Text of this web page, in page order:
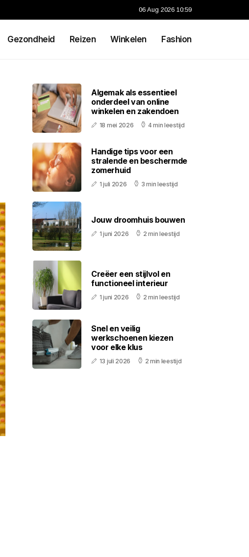
06 Aug 2026 10:59
Gezondheid Reizen Winkelen Fashion
Algemak als essentieel
onderdeel van online
winkelen en zakendoen
18 mei 2026 4 min leestijd
Handige tips voor een
stralende en beschermde
zomerhuid
1 juli 2026 3 min leestijd
Jouw droomhuis bouwen
1 juni 2026 2 min leestijd
Creëer een stijlvol en
functioneel interieur
1 juni 2026 2 min leestijd
Snel en veilig
werkschoenen kiezen
voor elke klus
13 juli 2026 2 min leestijd